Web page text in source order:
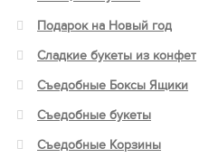
Подарок на Новый год
Сладкие букеты из конфет
Съедобные Боксы Ящики
Съедобные букеты
Съедобные Корзины